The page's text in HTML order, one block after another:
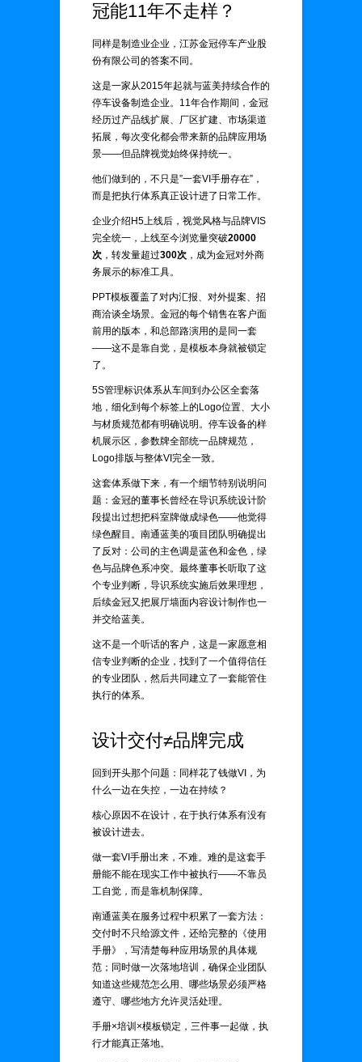
冠能11年不走样？
同样是制造业企业，江苏金冠停车产业股
份有限公司的答案不同。
这是一家从2015年起就与蓝美持续合作的
停车设备制造企业。11年合作期间，金冠
经历过产品线扩展、厂区扩建、市场渠道
拓展，每次变化都会带来新的品牌应用场
景——但品牌视觉始终保持统一。
他们做到的，不只是”一套VI手册存在”，
而是把执行体系真正设计进了日常工作。
企业介绍H5上线后，视觉风格与品牌VIS
完全统一，上线至今浏览量突破20000
次 ，转发量超过300次 ，成为金冠对外商
务展示的标准工具。
PPT模板覆盖了对内汇报、对外提案、招
商洽谈全场景。金冠的每个销售在客户面
前用的版本，和总部路演用的是同一套
——这不是靠自觉，是模板本身就被锁定
了。
5S管理标识体系从车间到办公区全套落
地，细化到每个标签上的Logo位置、大小
与材质规范都有明确说明。停车设备的样
机展示区，参数牌全部统一品牌规范，
Logo排版与整体VI完全一致。
这套体系做下来，有一个细节特别说明问
题：金冠的董事长曾经在导识系统设计阶
段提出过想把科室牌做成绿色——他觉得
绿色醒目。南通蓝美的项目团队明确提出
了反对：公司的主色调是蓝色和金色，绿
色与品牌色系冲突。最终董事长听取了这
个专业判断，导识系统实施后效果理想，
后续金冠又把展厅墙面内容设计制作也一
并交给蓝美。
这不是一个听话的客户，这是一家愿意相
信专业判断的企业，找到了一个值得信任
的专业团队，然后共同建立了一套能管住
执行的体系。
设计交付≠品牌完成
回到开头那个问题：同样花了钱做VI，为
什么一边在失控，一边在持续？
核心原因不在设计，在于执行体系有没有
被设计进去。
做一套VI手册出来，不难。难的是这套手
册能不能在现实工作中被执行——不靠员
工自觉，而是靠机制保障。
南通蓝美在服务过程中积累了一套方法：
交付时不只给源文件，还给完整的《使用
手册》，写清楚每种应用场景的具体规
范；同时做一次落地培训，确保企业团队
知道这些规范怎么用、哪些场景必须严格
遵守、哪些地方允许灵活处理。
手册×培训×模板锁定，三件事一起做，执
行才能真正落地。